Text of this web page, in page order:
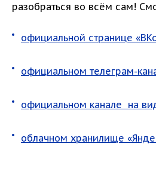
разобраться во всём сам!
официальной странице
официальном телеграм-
официальном канале на
облачном хранилище